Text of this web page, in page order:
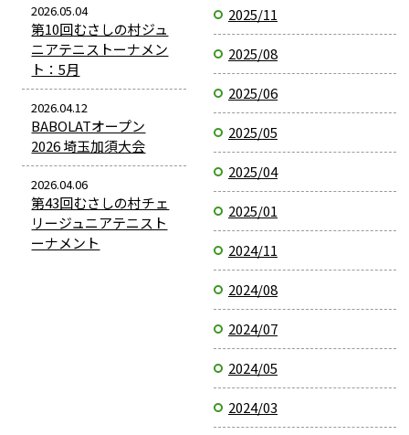
2026.05.04
第10回むさしの村ジュ
ニアテニストーナメン
ト：5月
2026.04.12
BABOLATオープン
2026 埼玉加須大会
2026.04.06
第43回むさしの村チェ
リージュニアテニスト
ーナメント
2025/11
2025/08
2025/06
2025/05
2025/04
2025/01
2024/11
2024/08
2024/07
2024/05
2024/03